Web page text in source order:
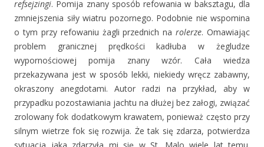
refsejzingi. Pomija znany sposób refowania w baksztagu, dla
zmniejszenia siły wiatru pozornego. Podobnie nie wspomina
o tym przy refowaniu żagli przednich narolerze. Omawiając
problem granicznej prędkości kadłuba w żegludze
wypornościowej pomija znany wzór. Cała wiedza
przekazywana jest w sposób lekki, niekiedy wręcz zabawny,
okraszony anegdotami. Autor radzi na przykład, aby w
przypadku pozostawiania jachtu na dłużej bez załogi, związać
zrolowany fok dodatkowym krawatem, ponieważ często przy
silnym wietrze fok się rozwija. Że tak się zdarza, potwierdza